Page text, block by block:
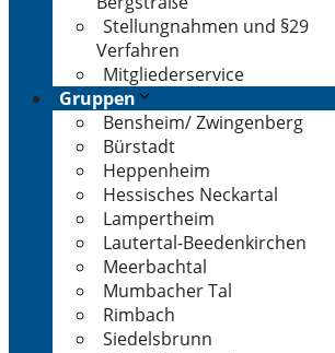
Stellungnahmen und §29
Verfahren
Mitgliederservice
Gruppen
Bensheim/ Zwingenberg
Bürstadt
Heppenheim
Hessisches Neckartal
Lampertheim
Lautertal-Beedenkirchen
Meerbachtal
Mumbacher Tal
Rimbach
Siedelsbrunn